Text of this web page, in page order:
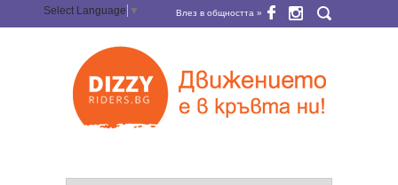
Select Language ▼ Влез в общността »